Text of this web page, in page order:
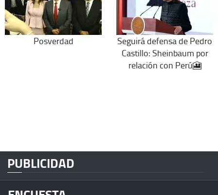
Posverdad
Seguirá defensa de Pedro
Castillo: Sheinbaum por
relación con Perú🎦
PUBLICIDAD